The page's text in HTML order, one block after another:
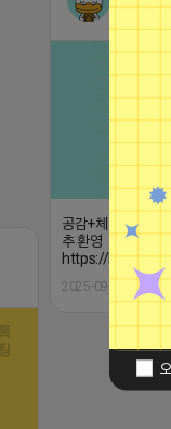
비
공감+체류2종or+
추 환영
https://
2025-09-22 03:29